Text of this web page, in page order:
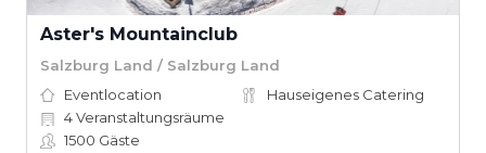
Aster's Mountainclub
Salzburg Land / Salzburg Land
Eventlocation
Hauseigenes Catering
4Veranstaltungsräume
1500 Gäste